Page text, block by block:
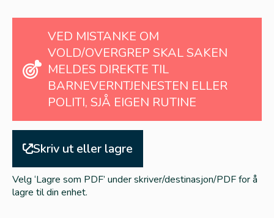
VED MISTANKE OM
VOLD/OVERGREP SKAL SAKEN
MELDES DIREKTE TIL
BARNEVERNTJENESTEN ELLER
POLITI, SJÅ EIGEN RUTINE
Skriv ut eller lagre
Velg ‘Lagre som PDF’ under skriver/destinasjon/PDF for å
lagre til din enhet.
Risikofaktorar og faktorar som vernar
Risikofaktorar og faktoar som vernar
Samhandlingshjulet mellom skulen
og PPT
Samtalemalar
Den naudsynte samtala – barn (samtalemal)
Den naudsynte samtala- føresette (samtalemal)